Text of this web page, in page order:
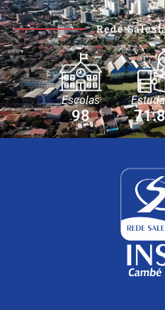
Rede
Escolas
98